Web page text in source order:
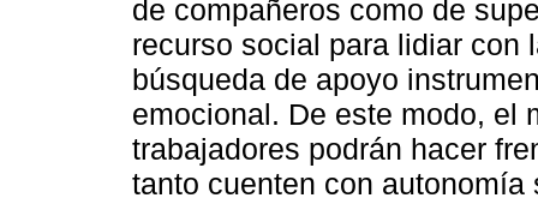
de compañeros como de
recurso social para lidiar con
búsqueda de apoyo
emocional. De este modo, el
trabajadores podrán hacer
tanto cuenten con